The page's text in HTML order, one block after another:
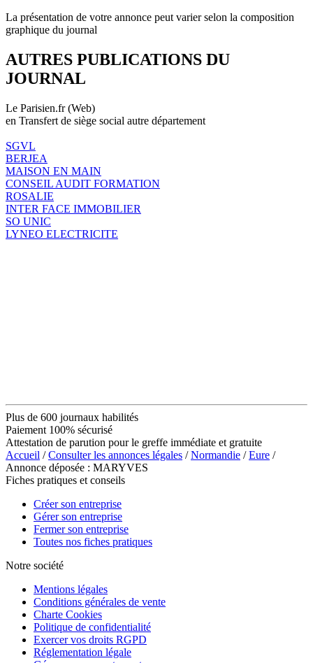
La présentation de votre annonce peut varier selon la composition
graphique du journal
AUTRES PUBLICATIONS DU
JOURNAL
Le Parisien.fr (Web)
en Transfert de siège social autre département
SGVL
BERJEA
MAISON EN MAIN
CONSEIL AUDIT FORMATION
ROSALIE
INTER FACE IMMOBILIER
SO UNIC
LYNEO ELECTRICITE
Plus de 600 journaux habilités
Paiement 100% sécurisé
Attestation de parution pour le greffe immédiate et gratuite
Accueil /Consulter les annonces légales /Normandie /Eure /
Annonce déposée : MARYVES
Fiches pratiques et conseils
Créer son entreprise
Gérer son entreprise
Fermer son entreprise
Toutes nos fiches pratiques
Notre société
Mentions légales
Conditions générales de vente
Charte Cookies
Politique de confidentialité
Exercer vos droits RGPD
Réglementation légale